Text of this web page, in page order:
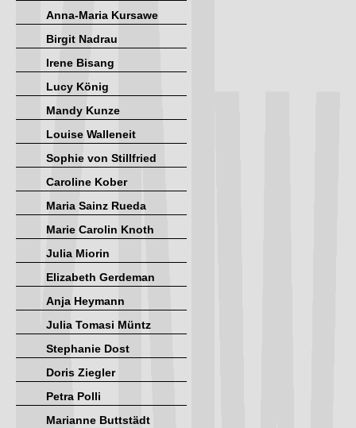
Anna-Maria Kursawe
Birgit Nadrau
Irene Bisang
Lucy König
Mandy Kunze
Louise Walleneit
Sophie von Stillfried
Caroline Kober
Maria Sainz Rueda
Marie Carolin Knoth
Julia Miorin
Elizabeth Gerdeman
Anja Heymann
Julia Tomasi Müntz
Stephanie Dost
Doris Ziegler
Petra Polli
Marianne Buttstädt